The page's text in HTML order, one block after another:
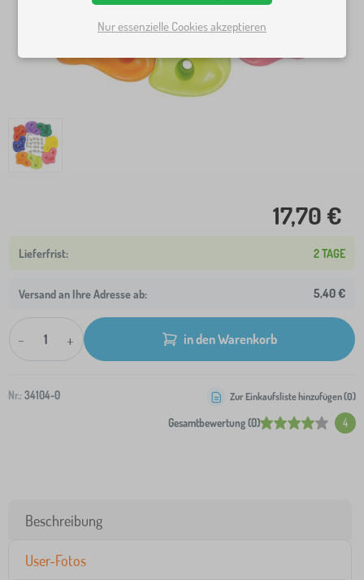
17,70 €
2 TAGE
Versand an Ihre Adresse ab: 5,40 €
- + in den Warenkorb
Nr.: 34104-0
Gesamtbewertung (0) 4
Zur Einkaufsliste hinzufügen (0)
Beschreibung
User-Fotos
Nur essenzielle Cookies akzeptieren